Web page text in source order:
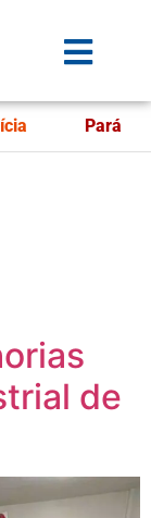
Pará
de